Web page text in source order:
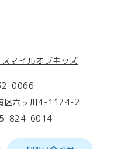
0066
区六ッ川4-1124-2
824-6014